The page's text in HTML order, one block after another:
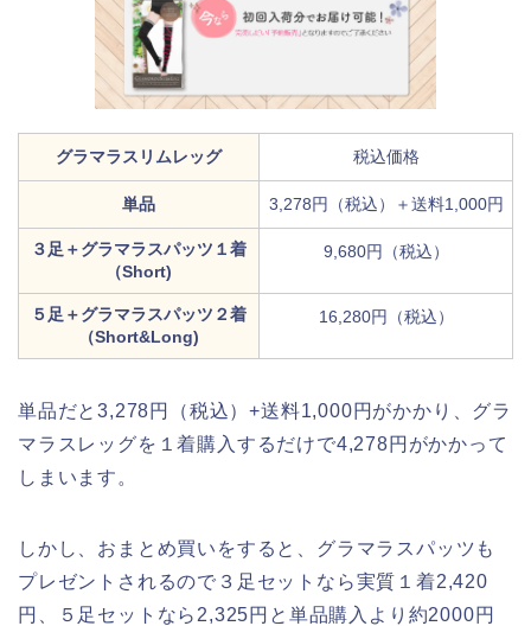
グラマラスリムレッグ 税込価格
単品 3,278円（税込）＋送料1,000円
３足＋グラマラスパッツ１着
（Short)
9,680円（税込）
５足＋グラマラスパッツ２着
（Short&Long)
16,280円（税込）
単品だと3,278円（税込）+送料1,000円がかかり、グラ
マラスレッグを１着購入するだけで4,278円がかかって
しまいます。
しかし、おまとめ買いをすると、グラマラスパッツも
プレゼントされるので３足セットなら実質１着2,420
円、５足セットなら2,325円と単品購入より約2000円